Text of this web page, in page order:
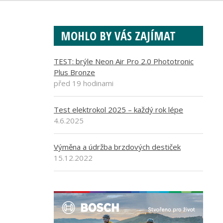
MOHLO BY VÁS ZAJÍMAT
TEST: brýle Neon Air Pro 2.0 Phototronic
Plus Bronze
před 19 hodinami
Test elektrokol 2025 – každý rok lépe
4.6.2025
Výměna a údržba brzdových destiček
15.12.2022